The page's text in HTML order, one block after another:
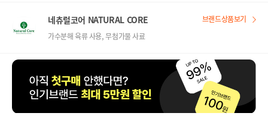
네츄럴코어 NATURAL CORE
가수분해 육류 사용, 무첨가물 사료
브랜드상품보기